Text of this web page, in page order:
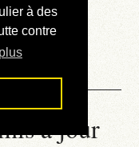
à des
contre
à jour